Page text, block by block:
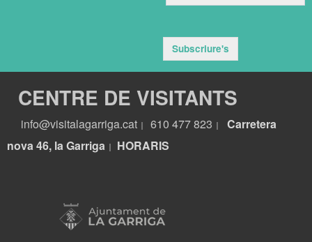
Subscriure's
CENTRE DE VISITANTS
info@visitalagarriga.cat 610 477 823
Carretera
nova 46, la Garriga
HORARIS